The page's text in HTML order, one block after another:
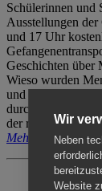
Schülerinnen und
Ausstellungen
und 17 Uhr
Geschichten über
Wieso wurden
und nach der
durch das
der reguläre
Mehr erfahren
Wir
Neben
Website